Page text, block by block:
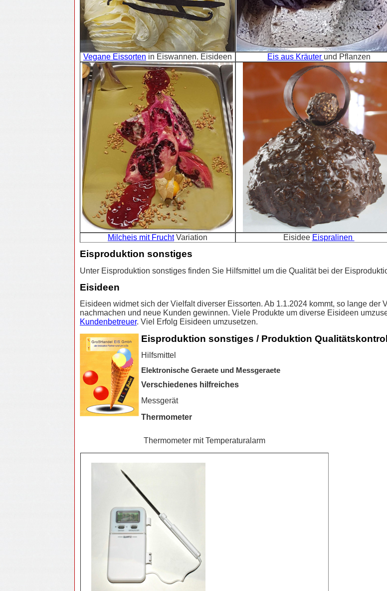
Vegane Eissorten in Eiswannen. Eisideen Eis aus Kräuter und Pflanzen
Milcheis mit FruchtVariation Eisidee Eispralinen
Eisproduktion sonstiges
Unter Eisproduktion sonstiges finden Sie Hilfsmittel um die Qualität bei der
Eisideen
Eisideen widmet sich der Vielfalt diverser Eissorten. Ab 1.1.2024 kommt, so lange der
nachmachen und neue Kunden gewinnen. Viele Produkte um diverse Eisideen
Kundenbetreuer. Viel Erfolg Eisideen umzusetzen.
Eisproduktion sonstiges / Produktion
Hilfsmittel
Elektronische Geraete und Messgeraete
Verschiedenes hilfreiches
Messgerät
Thermometer
Thermometer mit Temperaturalarm